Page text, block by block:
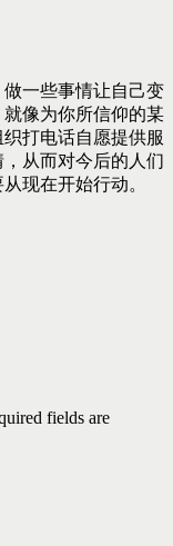
一些事情让自己变
像为你所信仰的某
打电话自愿提供服
从而对今后的人们
现在开始行动。
fields are